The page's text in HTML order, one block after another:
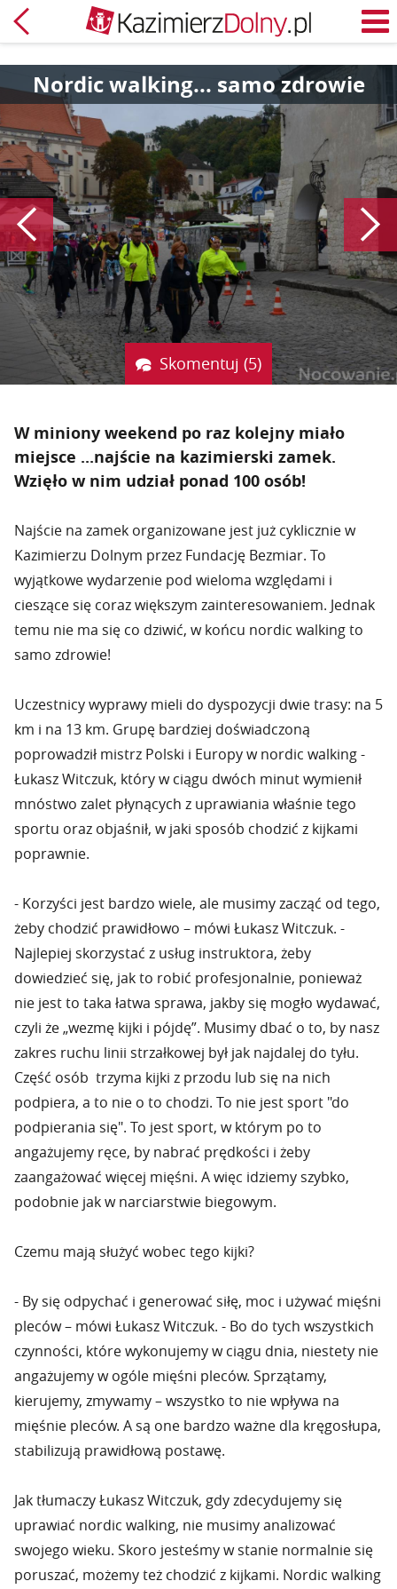
Powrót
Nordic walking... samo zdrowie
Poprzedni
Skomentuj (5)
W miniony weekend po raz kolejny miało
miejsce ...najście na kazimierski zamek.
Wzięło w nim udział ponad 100 osób!
Najście na zamek organizowane jest już cyklicznie w
Kazimierzu Dolnym przez Fundację Bezmiar. To
wyjątkowe wydarzenie pod wieloma względami i
cieszące się coraz większym zainteresowaniem. Jednak
temu nie ma się co dziwić, w końcu nordic walking to
samo zdrowie!
Uczestnicy wyprawy mieli do dyspozycji dwie trasy: na 5
km i na 13 km. Grupę bardziej doświadczoną
poprowadził mistrz Polski i Europy w nordic walking -
Łukasz Witczuk, który w ciągu dwóch minut wymienił
mnóstwo zalet płynących z uprawiania właśnie tego
sportu oraz objaśnił, w jaki sposób chodzić z kijkami
poprawnie.
- Korzyści jest bardzo wiele, ale musimy zacząć od tego,
żeby chodzić prawidłowo – mówi Łukasz Witczuk. -
Najlepiej skorzystać z usług instruktora, żeby
dowiedzieć się, jak to robić profesjonalnie, ponieważ
nie jest to taka łatwa sprawa, jakby się mogło wydawać,
czyli że „wezmę kijki i pójdę”. Musimy dbać o to, by nasz
zakres ruchu linii strzałkowej był jak najdalej do tyłu.
Część osób trzyma kijki z przodu lub się na nich
podpiera, a to nie o to chodzi. To nie jest sport "do
podpierania się". To jest sport, w którym po to
angażujemy ręce, by nabrać prędkości i żeby
zaangażować więcej mięśni. A więc idziemy szybko,
podobnie jak w narciarstwie biegowym.
Czemu mają służyć wobec tego kijki?
- By się odpychać i generować siłę, moc i używać mięśni
pleców – mówi Łukasz Witczuk. - Bo do tych wszystkich
czynności, które wykonujemy w ciągu dnia, niestety nie
angażujemy w ogóle mięśni pleców. Sprzątamy,
kierujemy, zmywamy – wszystko to nie wpływa na
mięśnie pleców. A są one bardzo ważne dla kręgosłupa,
stabilizują prawidłową postawę.
Jak tłumaczy Łukasz Witczuk, gdy zdecydujemy się
uprawiać nordic walking, nie musimy analizować
swojego wieku. Skoro jesteśmy w stanie normalnie się
poruszać, możemy też chodzić z kijkami. Nordic walking